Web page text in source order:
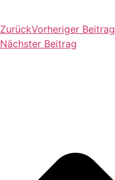
ZurückVorheriger Beitrag
Nächster Beitrag